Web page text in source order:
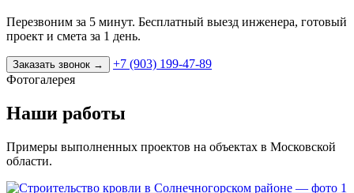
Перезвоним за 5 минут. Бесплатный выезд инженера, готовый
проект и смета за 1 день.
Заказать звонок →
+7 (903) 199-47-89
Фотогалерея
Наши работы
Примеры выполненных проектов на объектах в Московской
области.